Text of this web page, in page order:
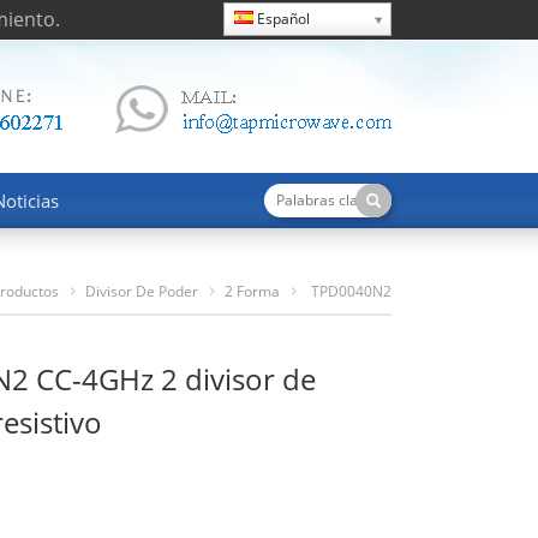
Español
Divisor De Poder 2 Forma TPD0040N2
CC-4GHz 2 divisor de